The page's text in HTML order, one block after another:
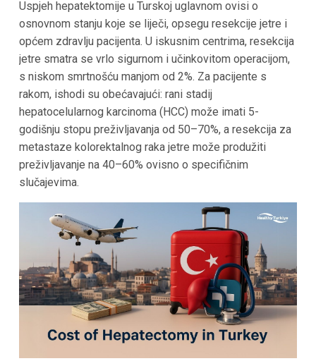
Uspjeh hepatektomije u Turskoj uglavnom ovisi o
osnovnom stanju koje se liječi, opsegu resekcije jetre i
općem zdravlju pacijenta. U iskusnim centrima, resekcija
jetre smatra se vrlo sigurnom i učinkovitom operacijom,
s niskom smrtnošću manjom od 2%. Za pacijente s
rakom, ishodi su obećavajući: rani stadij
hepatocelularnog karcinoma (HCC) može imati 5-
godišnju stopu preživljavanja od 50–70%, a resekcija za
metastaze kolorektalnog raka jetre može produžiti
preživljavanje na 40–60% ovisno o specifičnim
slučajevima.